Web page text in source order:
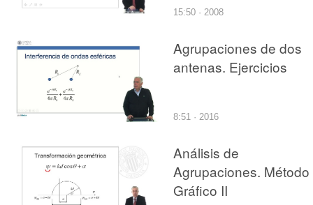
15:50 · 2008
Agrupaciones de dos
antenas. Ejercicios
8:51 · 2016
Análisis de
Agrupaciones. Método
Gráfico II